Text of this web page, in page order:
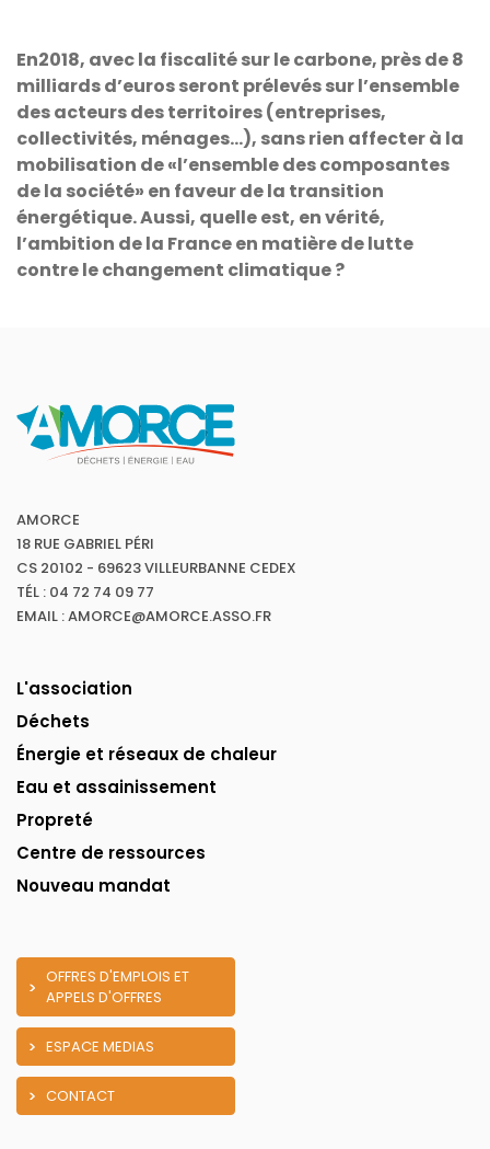
En2018, avec la fiscalité sur le carbone, près de 8
milliards d’euros seront prélevés sur l’ensemble
des acteurs des territoires (entreprises,
collectivités, ménages...), sans rien affecter à la
mobilisation de «l’ensemble des composantes
de la société» en faveur de la transition
énergétique. Aussi, quelle est, en vérité,
l’ambition de la France en matière de lutte
contre le changement climatique ?
AMORCE
18 RUE GABRIEL PÉRI
CS 20102 - 69623 VILLEURBANNE CEDEX
TÉL : 04 72 74 09 77
EMAIL : AMORCE@AMORCE.ASSO.FR
L'association
Déchets
Énergie et réseaux de chaleur
Eau et assainissement
Propreté
Centre de ressources
Nouveau mandat
OFFRES D'EMPLOIS ET
APPELS D'OFFRES
ESPACE MEDIAS
CONTACT